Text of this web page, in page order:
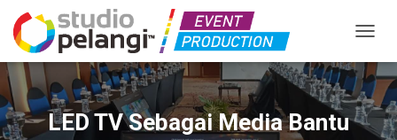
LED TV Sebagai Media Bantu